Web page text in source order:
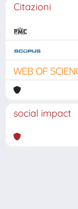
Citazioni
social impact